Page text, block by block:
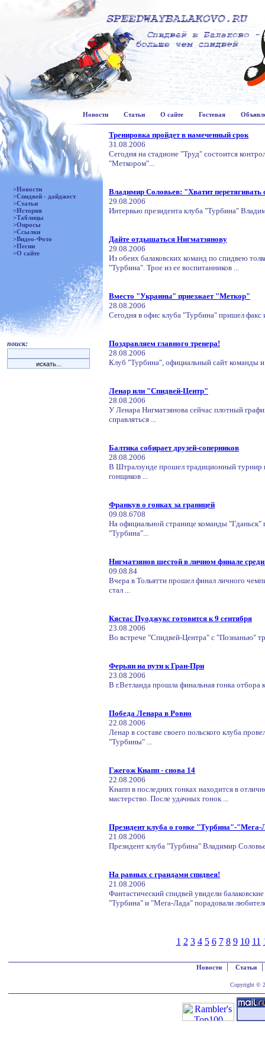
Новости Статьи О сайте Гостевая
>Новости
>Спидвей - дайджест
>Статьи
>История
>Таблицы
>Опросы
>Ссылки
>Видео-Фото
>Песни
>О сайте
поиск:
Тренировка пройдет в намеченный срок
31.08.2006
Сегодня на стадионе "Труд" состоится
"Меткором"...
Владимир Соловьев: "Хватит перетягивать
29.08.2006
Интервью президента клуба "Турбина"
Дайте отдышаться Нигматзянову
29.08.2006
Из обеих балаковских команд по спидвею
"Турбина". Трое из ее воспитанников ...
Вместо "Украины" приезжает "Меткор"
28.08.2006
Сегодня в офис клуба "Турбина" пришел
Поздравляем главного тренера!
28.08.2006
Клуб "Турбина", официальный сайт команды
Ленар или "Спидвей-Центр"
28.08.2006
У Ленара Нигматзянова сейчас плотный
справляться ...
Балтика собирает друзей-соперников
28.08.2006
В Штралзунде прошел традиционный
гонщиков ...
Франкув о гонках за границей
09.08.6708
На официальной странице команды
"Турбина"...
Нигматзянов шестой в личном финале
09.08.84
Вчера в Тольятти прошел финал личного
стал ...
Кястас Пуоджукс готовится к 9 сентября
23.08.2006
Во встрече "Спидвей-Центра" с "Познанью"
Ферьян на пути к Гран-При
23.08.2006
В г.Ветланда прошла финальная гонка
Победа Ленара в Ровно
22.08.2006
Ленар в составе своего польского клуба
"Турбины" ...
Гжегож Кнапп - снова 14
22.08.2006
Кнапп в последних гонках находится в
мастерство. После удачных гонок ...
Президент клуба о гонке "Турбина"-
21.08.2006
Президент клуба "Турбина" Владимир
На равных с грандами спидвея!
21.08.2006
Фантастический спидвей увидели
"Турбина" и "Мега-Лада" порадовали
1 2 3 4 5 6 7 8 9 10 11
Новости| Статьи
Copyright ©